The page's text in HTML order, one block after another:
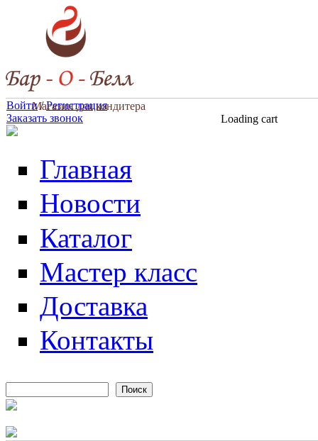
Перейти к основному содержанию
Магазин для кондитера
Войти/Регистрация
Заказать звонок
Loading cart
Главная
Новости
Каталог
Мастер класс
Доставка
Контакты
Форма поиска